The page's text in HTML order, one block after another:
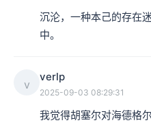
沉沦，一种本己的存在
中。
v
verlp
2025-09-03 08:29:31
我觉得胡塞尔对海德格